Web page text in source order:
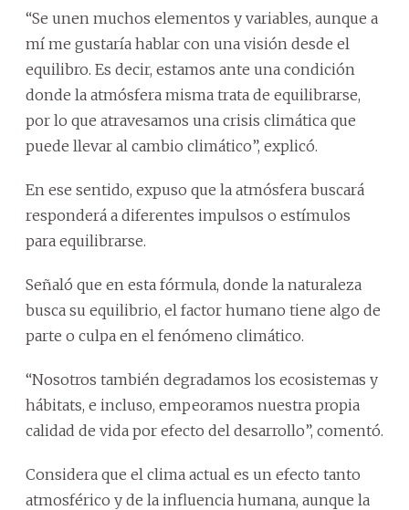
“Se unen muchos elementos y variables, aunque a
mí me gustaría hablar con una visión desde el
equilibro. Es decir, estamos ante una condición
donde la atmósfera misma trata de equilibrarse,
por lo que atravesamos una crisis climática que
puede llevar al cambio climático”, explicó.
En ese sentido, expuso que la atmósfera buscará
responderá a diferentes impulsos o estímulos
para equilibrarse.
Señaló que en esta fórmula, donde la naturaleza
busca su equilibrio, el factor humano tiene algo de
parte o culpa en el fenómeno climático.
“Nosotros también degradamos los ecosistemas y
hábitats, e incluso, empeoramos nuestra propia
calidad de vida por efecto del desarrollo”, comentó.
Considera que el clima actual es un efecto tanto
atmosférico y de la influencia humana, aunque la